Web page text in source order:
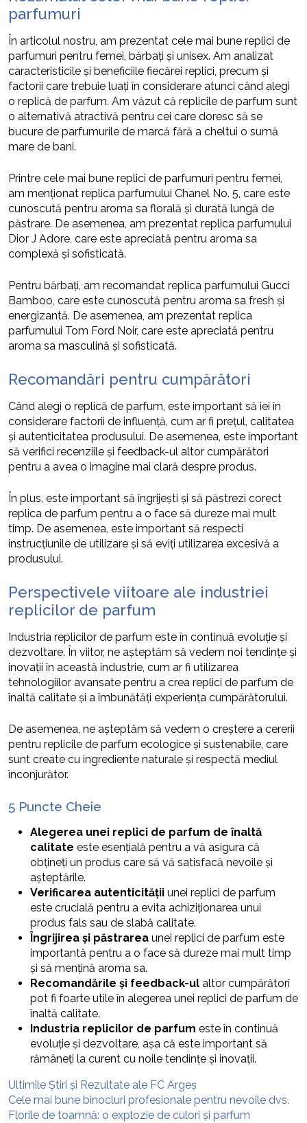
parfumuri
În articolul nostru, am prezentat cele mai bune replici de
parfumuri pentru femei, bărbați și unisex. Am analizat
caracteristicile și beneficiile fiecărei replici, precum și
factorii care trebuie luați în considerare atunci când alegi
o replică de parfum. Am văzut că replicile de parfum sunt
o alternativă atractivă pentru cei care doresc să se
bucure de parfumurile de marcă fără a cheltui o sumă
mare de bani.
Printre cele mai bune replici de parfumuri pentru femei,
am menționat replica parfumului Chanel No. 5, care este
cunoscută pentru aroma sa florală și durată lungă de
păstrare. De asemenea, am prezentat replica parfumului
Dior J Adore, care este apreciată pentru aroma sa
complexă și sofisticată.
Pentru bărbați, am recomandat replica parfumului Gucci
Bamboo, care este cunoscută pentru aroma sa fresh și
energizantă. De asemenea, am prezentat replica
parfumului Tom Ford Noir, care este apreciată pentru
aroma sa masculină și sofisticată.
Recomandări pentru cumpărători
Când alegi o replică de parfum, este important să iei în
considerare factorii de influență, cum ar fi prețul, calitatea
și autenticitatea produsului. De asemenea, este important
să verifici recenziile și feedback-ul altor cumpărători
pentru a avea o imagine mai clară despre produs.
În plus, este important să îngrijești și să păstrezi corect
replica de parfum pentru a o face să dureze mai mult
timp. De asemenea, este important să respecti
instrucțiunile de utilizare și să eviți utilizarea excesivă a
produsului.
Perspectivele viitoare ale industriei
replicilor de parfum
Industria replicilor de parfum este în continuă evoluție și
dezvoltare. În viitor, ne așteptăm să vedem noi tendințe și
inovații în această industrie, cum ar fi utilizarea
tehnologiilor avansate pentru a crea replici de parfum de
înaltă calitate și a îmbunătăți experiența cumpărătorului.
De asemenea, ne așteptăm să vedem o creștere a cererii
pentru replicile de parfum ecologice și sustenabile, care
sunt create cu ingrediente naturale și respectă mediul
înconjurător.
5 Puncte Cheie
Alegerea unei replici de parfum de înaltă
calitate este esențială pentru a vă asigura că
obțineți un produs care să vă satisfacă nevoile și
așteptările.
Verificarea autenticității unei replici de parfum
este crucială pentru a evita achiziționarea unui
produs fals sau de slabă calitate.
Îngrijirea și păstrarea unei replici de parfum este
importantă pentru a o face să dureze mai mult timp
și să mențină aroma sa.
Recomandările și feedback-ul altor cumpărători
pot fi foarte utile în alegerea unei replici de parfum de
înaltă calitate.
Industria replicilor de parfum este în continuă
evoluție și dezvoltare, așa că este important să
rămâneți la curent cu noile tendințe și inovații.
Ultimile Știri și Rezultate ale FC Argeș
Cele mai bune binocluri profesionale pentru nevoile dvs.
Florile de toamnă: o explozie de culori și parfum